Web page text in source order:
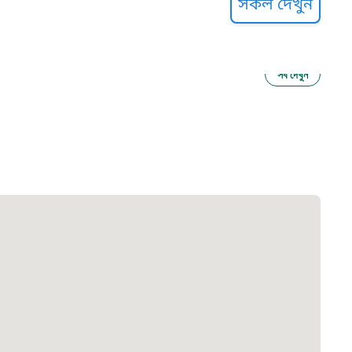
সকল দেখুন
সব দেখুন